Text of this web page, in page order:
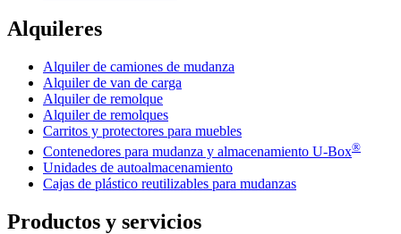
Alquileres
Alquiler de camiones de mudanza
Alquiler de van de carga
Alquiler de remolque
Alquiler de remolques
Carritos y protectores para muebles
Contenedores para mudanza y almacenamiento U-Box®
Unidades de autoalmacenamiento
Cajas de plástico reutilizables para mudanzas
Productos y servicios